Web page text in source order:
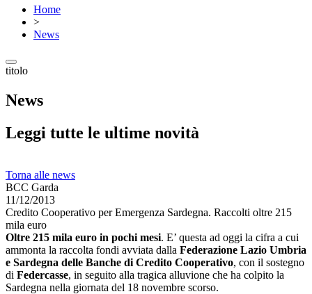
Home
>
News
titolo
News
Leggi tutte le ultime novità
Torna alle news
BCC Garda
11/12/2013
Credito Cooperativo per Emergenza Sardegna. Raccolti oltre 215
mila euro
Oltre 215 mila euro in pochi mesi. E’ questa ad oggi la cifra a cui
ammonta la raccolta fondi avviata dalla Federazione Lazio Umbria
e Sardegna delle Banche di Credito Cooperativo, con il sostegno
di Federcasse, in seguito alla tragica alluvione che ha colpito la
Sardegna nella giornata del 18 novembre scorso.